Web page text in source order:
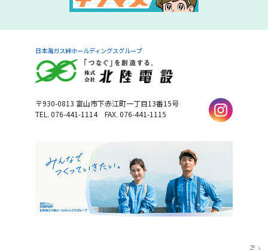
日本海ガス絆ホールディングスグループ
〒930-0813 富山市下赤江町一丁目13番15号
TEL. 076-441-1114 FAX. 076-441-1115